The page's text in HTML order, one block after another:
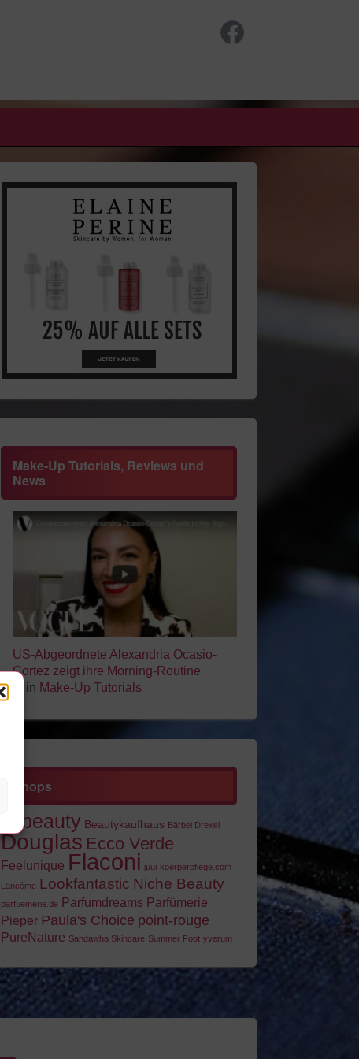
Make-Up Tutorials, Reviews und
News
US-Abgeordnete Alexandria Ocasio-
Cortez zeigt ihre Morning-Routine
➜ in Make-Up Tutorials
Shops
allbeauty Beautykaufhaus Bärbel Drexel
Douglas Ecco Verde
Feelunique Flaconi juui koerperpflege.com
Lancôme Lookfantastic Niche Beauty
parfuemerie.de Parfumdreams Parfümerie
Pieper Paula's Choice point-rouge
PureNature Sandawha Skincare Summer Foot yverum